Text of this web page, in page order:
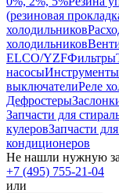
(резиновая
холодильников
холодильников
ELCO/YZFФильтры
насосыИнструменты
выключателиРеле
Дефростеры
Запчасти для
кулеровЗапчасти
кондиционеров
Не нашли нужную
+7 (495) 755-21-04
или